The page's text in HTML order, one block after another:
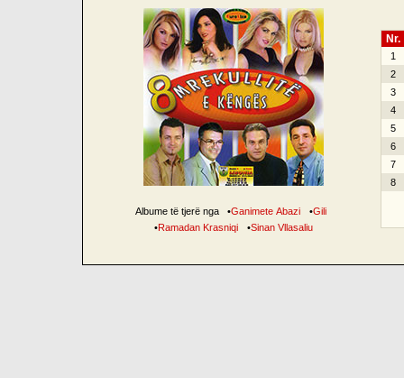
Albume të tjerë nga •Ganimete Abazi •Gili
•Ramadan Krasniqi •Sinan Vllasaliu
Nr.
1
2
3
4
5
6
7
8